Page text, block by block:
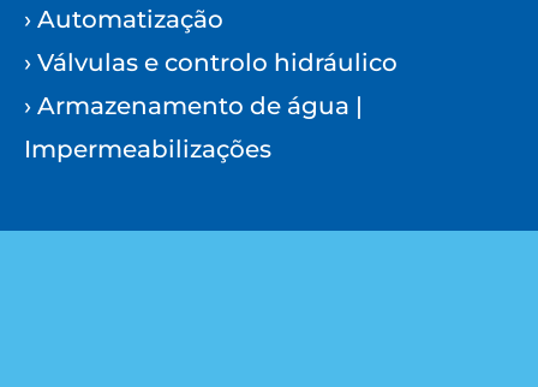
› Automatização
› Válvulas e controlo hidráulico
› Armazenamento de água |
Impermeabilizações